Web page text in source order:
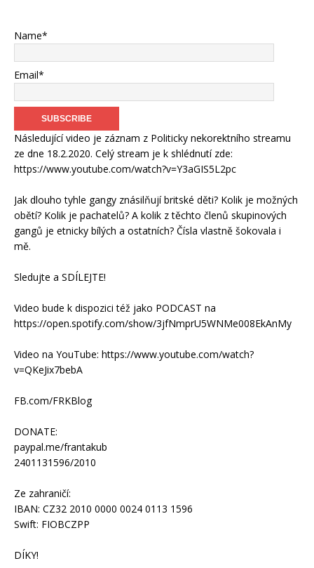
Name*
Email*
Následující video je záznam z Politicky nekorektního streamu
ze dne 18.2.2020. Celý stream je k shlédnutí zde:
https://www.youtube.com/watch?v=Y3aGIS5L2pc
Jak dlouho tyhle gangy znásilňují britské děti? Kolik je možných
obětí? Kolik je pachatelů? A kolik z těchto členů skupinových
gangů je etnicky bílých a ostatních? Čísla vlastně šokovala i
mě.
Sledujte a SDÍLEJTE!
Video bude k dispozici též jako PODCAST na
https://open.spotify.com/show/3jfNmprU5WNMe008EkAnMy
Video na YouTube: https://www.youtube.com/watch?
v=QKeJix7bebA
FB.com/FRKBlog
DONATE:
paypal.me/frantakub
2401131596/2010
Ze zahraničí:
IBAN: CZ32 2010 0000 0024 0113 1596
Swift: FIOBCZPP
DÍKY!